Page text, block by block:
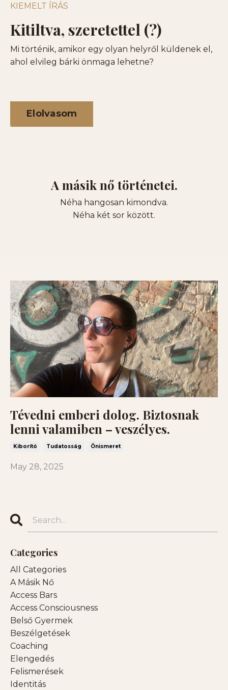
KIEMELT ÍRÁS
Kitiltva, szeretettel (?)
Mi történik, amikor egy olyan helyről küldenek el,
ahol elvileg bárki önmaga lehetne?
Elolvasom
A másik nő történetei.
Néha hangosan kimondva.
Néha két sor között.
Tévedni emberi dolog. Biztosnak
lenni valamiben – veszélyes.
Kiborító Tudatosság Önismeret
May 28, 2025
Categories
All Categories
A Másik Nő
Access Bars
Access Consciousness
Belső Gyermek
Beszélgetések
Coaching
Elengedés
Felismerések
Identitás